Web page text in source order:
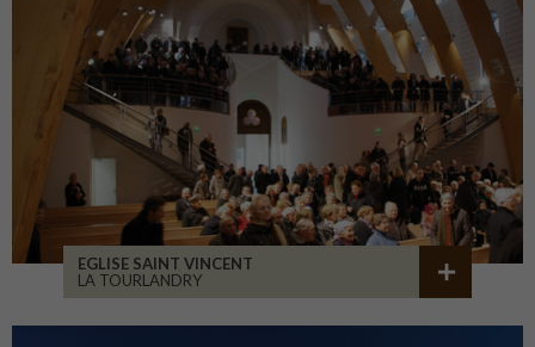
EGLISE SAINT VINCENT
LA TOURLANDRY